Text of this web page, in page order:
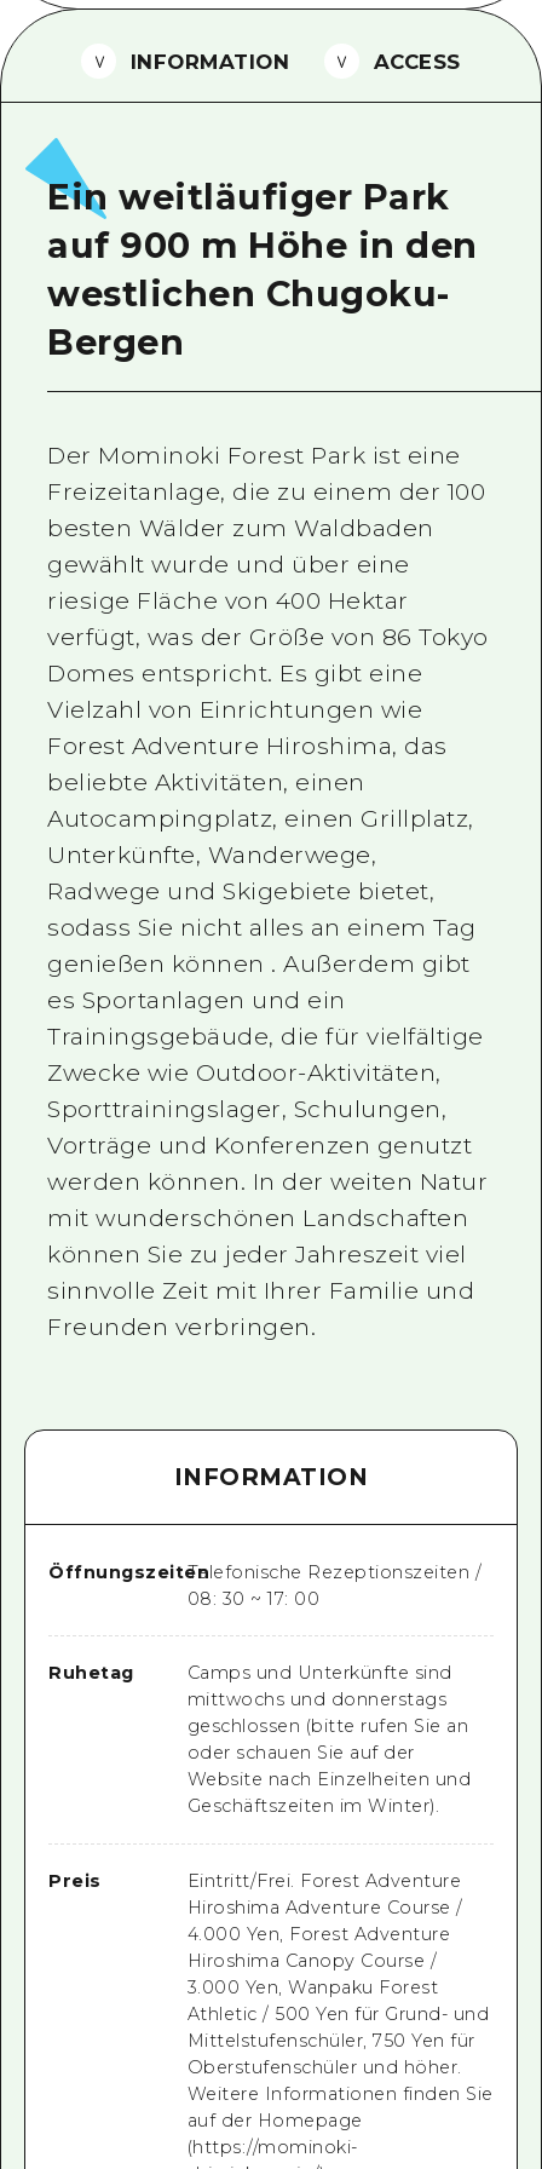
Foto-Download
Transportinformationen bei
INFORMATION ACCESS
Ein weitläufiger Park
auf 900 m Höhe in den
westlichen Chugoku-
Bergen
Der Mominoki Forest Park ist eine
Freizeitanlage, die zu einem der 100
besten Wälder zum Waldbaden
gewählt wurde und über eine
riesige Fläche von 400 Hektar
verfügt, was der Größe von 86 Tokyo
Domes entspricht. Es gibt eine
Vielzahl von Einrichtungen wie
Forest Adventure Hiroshima, das
beliebte Aktivitäten, einen
Autocampingplatz, einen Grillplatz,
Unterkünfte, Wanderwege,
Radwege und Skigebiete bietet,
sodass Sie nicht alles an einem Tag
genießen können . Außerdem gibt
es Sportanlagen und ein
Trainingsgebäude, die für vielfältige
Zwecke wie Outdoor-Aktivitäten,
Sporttrainingslager, Schulungen,
Vorträge und Konferenzen genutzt
werden können. In der weiten Natur
mit wunderschönen Landschaften
können Sie zu jeder Jahreszeit viel
sinnvolle Zeit mit Ihrer Familie und
Freunden verbringen.
INFORMATION
ÖffnungszeitenTelefonische Rezeptionszeiten /
08: 30 ~ 17: 00
Ruhetag
Camps und Unterkünfte sind
mittwochs und donnerstags
geschlossen (bitte rufen Sie an
oder schauen Sie auf der
Website nach Einzelheiten und
Geschäftszeiten im Winter).
Preis
Eintritt/Frei. Forest Adventure
Hiroshima Adventure Course /
4.000 Yen, Forest Adventure
Hiroshima Canopy Course /
3.000 Yen, Wanpaku Forest
Athletic / 500 Yen für Grund- und
Mittelstufenschüler, 750 Yen für
Oberstufenschüler und höher.
Weitere Informationen finden Sie
auf der Homepage
(https://mominoki-